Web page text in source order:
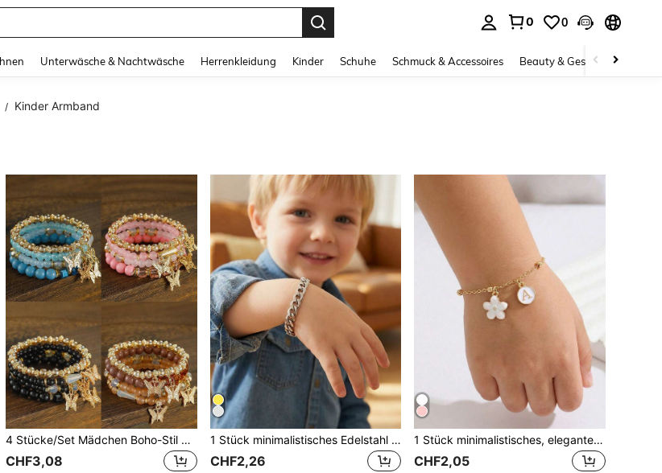
0 0
Unterwäsche & Nachtwäsche Herrenkleidung Kinder Schuhe Schmuck & Accessoires Beauty & Gesundheit
/ Kinder Armband
4 Stücke/Set Mädchen Boho-Stil Armbänder, Mädchen Schmuck, Schmetterling & Kristall mehrschichtige Perlen Mode Armbänder
CHF3,08
1 Stück minimalistisches Edelstahl Silber Ketten Armband, Accessoire Geschenk für Familie und Freunde, Outdoor Schmuck
CHF2,26
1 Stück minimalistisches, elegantes Armband aus Legierung mit rosa Blume & Buchstaben Anhänger, Kinderschmuck Accessoire, Geschenk & Souvenir für Feiertage und Partys
CHF2,05